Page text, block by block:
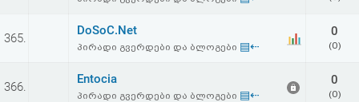
პაროლის
აღდგენა
365.
DoSoC.Net
პირადი გვერდები და ბლოგები ▤⇠
0
(0)
366.
Entocia
პირადი გვერდები და ბლოგები ▤⇠
0
(0)